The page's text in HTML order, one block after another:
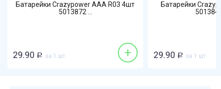
Батарейки Crazypower ААА R03 4шт
5013872 ...
29.90 Р за 1 шт +
Батарейки
29.90 Р за 1 шт